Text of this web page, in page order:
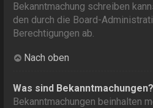
Bekanntmachung schreiben
den durch die Board-
Berechtigungen ab.
Nach oben
Was sind Bekanntmachungen?
Bekanntmachungen beinhalten